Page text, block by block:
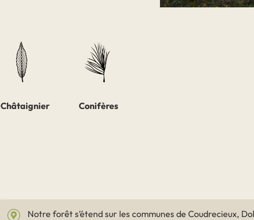
Châtaignier Conifères
Notre forêt s’étend sur les communes de Coudrecieux,